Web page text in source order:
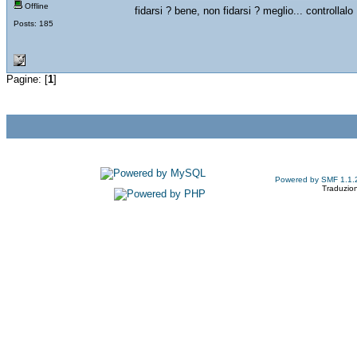
Offline
Posts: 185
fidarsi ? bene, non fidarsi ? meglio... controllalo
Pagine: [1]
Powered by SMF